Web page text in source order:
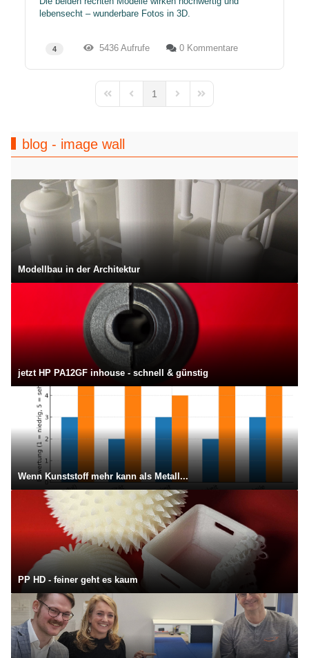
lebensecht – wunderbare Fotos in 3D.
4 5436 Aufrufe 0 Kommentare
First PagePrevious Page
1
Next PageLast Page
blog - image wall
Modellbau in der Architektur
jetzt HP PA12GF inhouse - schnell & günstig
Wenn Kunststoff mehr kann als Metall...
PP HD - feiner geht es kaum